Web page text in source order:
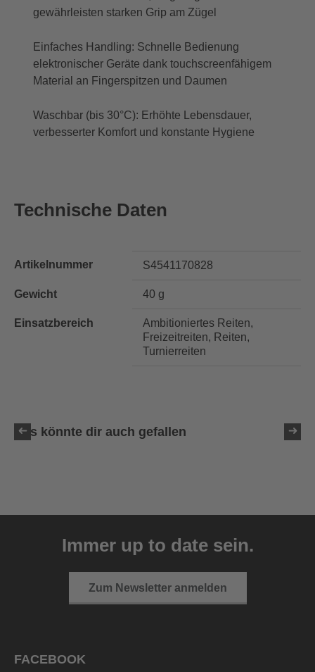
gewährleisten starken Grip am Zügel
Einfaches Handling: Schnelle Bedienung
elektronischer Geräte dank touchscreenfähigem
Material an Fingerspitzen und Daumen
Waschbar (bis 30°C): Erhöhte Lebensdauer,
verbesserter Komfort und konstante Hygiene
Technische Daten
Artikelnummer S4541170828
Gewicht 40 g
Einsatzbereich
Ambitioniertes Reiten,
Freizeitreiten, Reiten,
Turnierreiten
Das könnte dir auch gefallen
3 FarbvariantenImmer up to date sein.
Zum Newsletter anmelden
FACEBOOK